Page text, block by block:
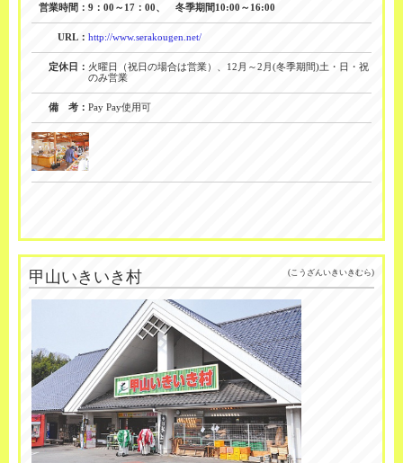
営業時間： 9：00～17：00、 冬季期間10:00～16:00
URL： http://www.serakougen.net/
定休日： 火曜日（祝日の場合は営業）、12月～2月(冬季期間)土・日・祝
のみ営業
備 考： Pay Pay使用可
甲山いきいき村 (こうざんいきいきむら)